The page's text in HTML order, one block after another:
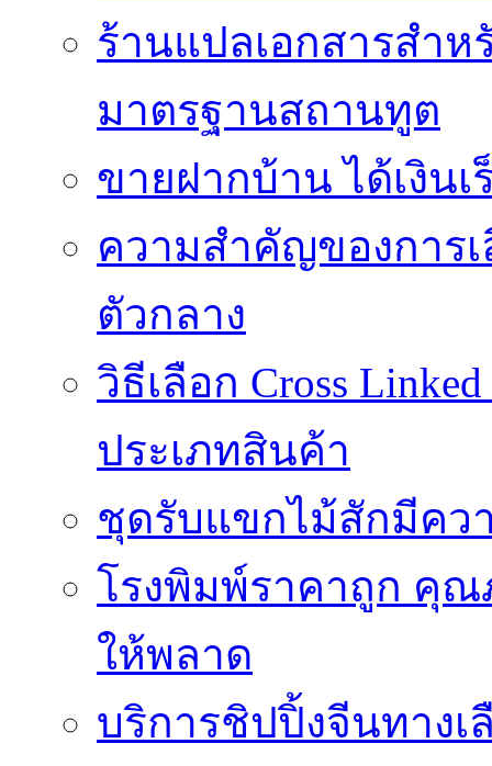
ร้านแปลเอกสารสำ
มาตรฐานสถานทูต
ขายฝากบ้าน ได้เงิน
ความสำคัญของการ
ตัวกลาง
วิธีเลือก Cross
ประเภทสินค้า
ชุดรับแขกไม้สักมีคว
โรงพิมพ์ราคาถูก คุณ
ให้พลาด
บริการชิปปิ้งจีนทาง